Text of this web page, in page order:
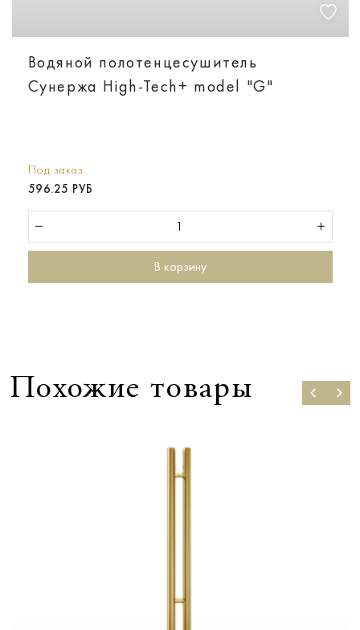
Водяной полотенцесушитель
Сунержа High-Tech+ model "G"
Под заказ
596.25 РУБ
В корзину
Похожие товары